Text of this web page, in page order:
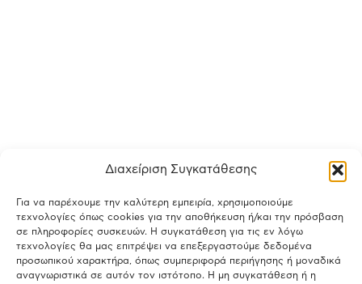
Διαχείριση Συγκατάθεσης
Για να παρέχουμε την καλύτερη εμπειρία, χρησιμοποιούμε
τεχνολογίες όπως cookies για την αποθήκευση ή/και την πρόσβαση
σε πληροφορίες συσκευών. Η συγκατάθεση για τις εν λόγω
τεχνολογίες θα μας επιτρέψει να επεξεργαστούμε δεδομένα
προσωπικού χαρακτήρα, όπως συμπεριφορά περιήγησης ή μοναδικά
αναγνωριστικά σε αυτόν τον ιστότοπο. Η μη συγκατάθεση ή η